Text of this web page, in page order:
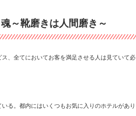
～靴磨きは人間磨き～
、全てにおいてお客を満足させる人は見ていて必
る。都内にはいくつもお気に入りのホテルがあり